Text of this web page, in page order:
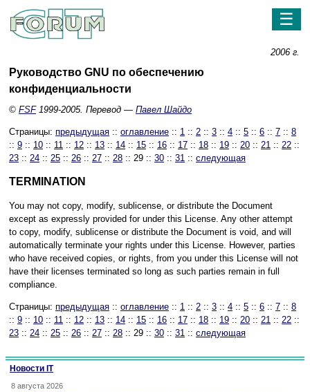
☰
2006 г.
Руководство GNU по обеспечению
конфиденциальности
© FSF1999-2005. Перевод — Павел Шайдо
Страницы: предыдущая :: оглавление :: 1 :: 2 :: 3 :: 4 :: 5 :: 6 :: 7 :: 8
:: 9 :: 10 :: 11 :: 12 :: 13 :: 14 :: 15 :: 16 :: 17 :: 18 :: 19 :: 20 :: 21 :: 22 ::
23 :: 24 :: 25 :: 26 :: 27 :: 28 :: 29 :: 30 :: 31 :: следующая
TERMINATION
You may not copy, modify, sublicense, or distribute the Document
except as expressly provided for under this License. Any other attempt
to copy, modify, sublicense or distribute the Document is void, and will
automatically terminate your rights under this License. However, parties
who have received copies, or rights, from you under this License will not
have their licenses terminated so long as such parties remain in full
compliance.
Страницы: предыдущая :: оглавление :: 1 :: 2 :: 3 :: 4 :: 5 :: 6 :: 7 :: 8
:: 9 :: 10 :: 11 :: 12 :: 13 :: 14 :: 15 :: 16 :: 17 :: 18 :: 19 :: 20 :: 21 :: 22 ::
23 :: 24 :: 25 :: 26 :: 27 :: 28 :: 29 :: 30 :: 31 :: следующая
Новости IT
8 августа 2026